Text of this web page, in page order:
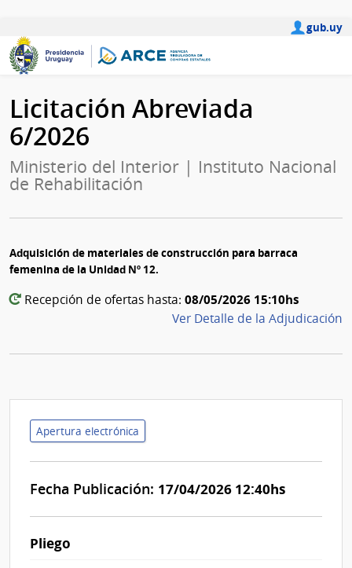
gub.uy
Licitación Abreviada
6/2026
Ministerio del Interior | Instituto Nacional
de Rehabilitación
Adquisición de materiales de construcción para barraca
femenina de la Unidad Nº 12.
Recepción de ofertas hasta: 08/05/2026 15:10hs
Ver Detalle de la Adjudicación
Apertura electrónica
Fecha Publicación: 17/04/2026 12:40hs
Pliego